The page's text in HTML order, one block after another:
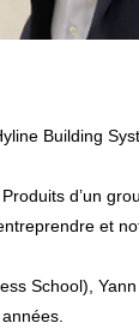
d’un
et
School),